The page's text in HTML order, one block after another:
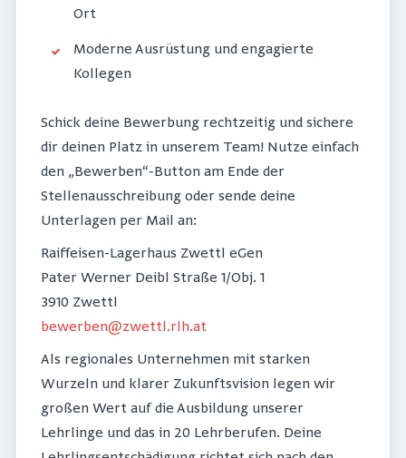
Ort
Moderne Ausrüstung und engagierte
Kollegen
Schick deine Bewerbung rechtzeitig und sichere
dir deinen Platz in unserem Team! Nutze einfach
den „Bewerben“-Button am Ende der
Stellenausschreibung oder sende deine
Unterlagen per Mail an:
Raiffeisen-Lagerhaus Zwettl eGen
Pater Werner Deibl Straße 1/Obj. 1
3910 Zwettl
bewerben@zwettl.rlh.at
Als regionales Unternehmen mit starken
Wurzeln und klarer Zukunftsvision legen wir
großen Wert auf die Ausbildung unserer
Lehrlinge und das in 20 Lehrberufen. Deine